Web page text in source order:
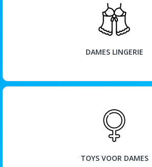
DAMES LINGERIE
TOYS VOOR DAMES
BEKIJK